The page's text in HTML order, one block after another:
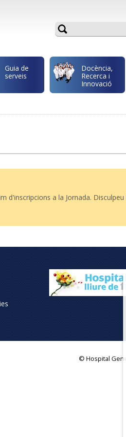
Guia de
serveis
Docència,
Recerca i
Innovació
d'inscripcions a la Jornada.
© Hospital